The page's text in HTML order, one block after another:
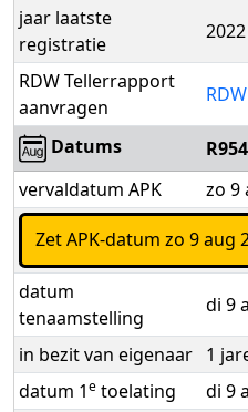
jaar laatste
registratie
2022
RDW Tellerrapport
aanvragen
Datums
vervaldatum APK
zo 9
Zet APK-
datum
tenaamstelling
di 9
in bezit van eigenaar 1
datum 1e toelating
di 9